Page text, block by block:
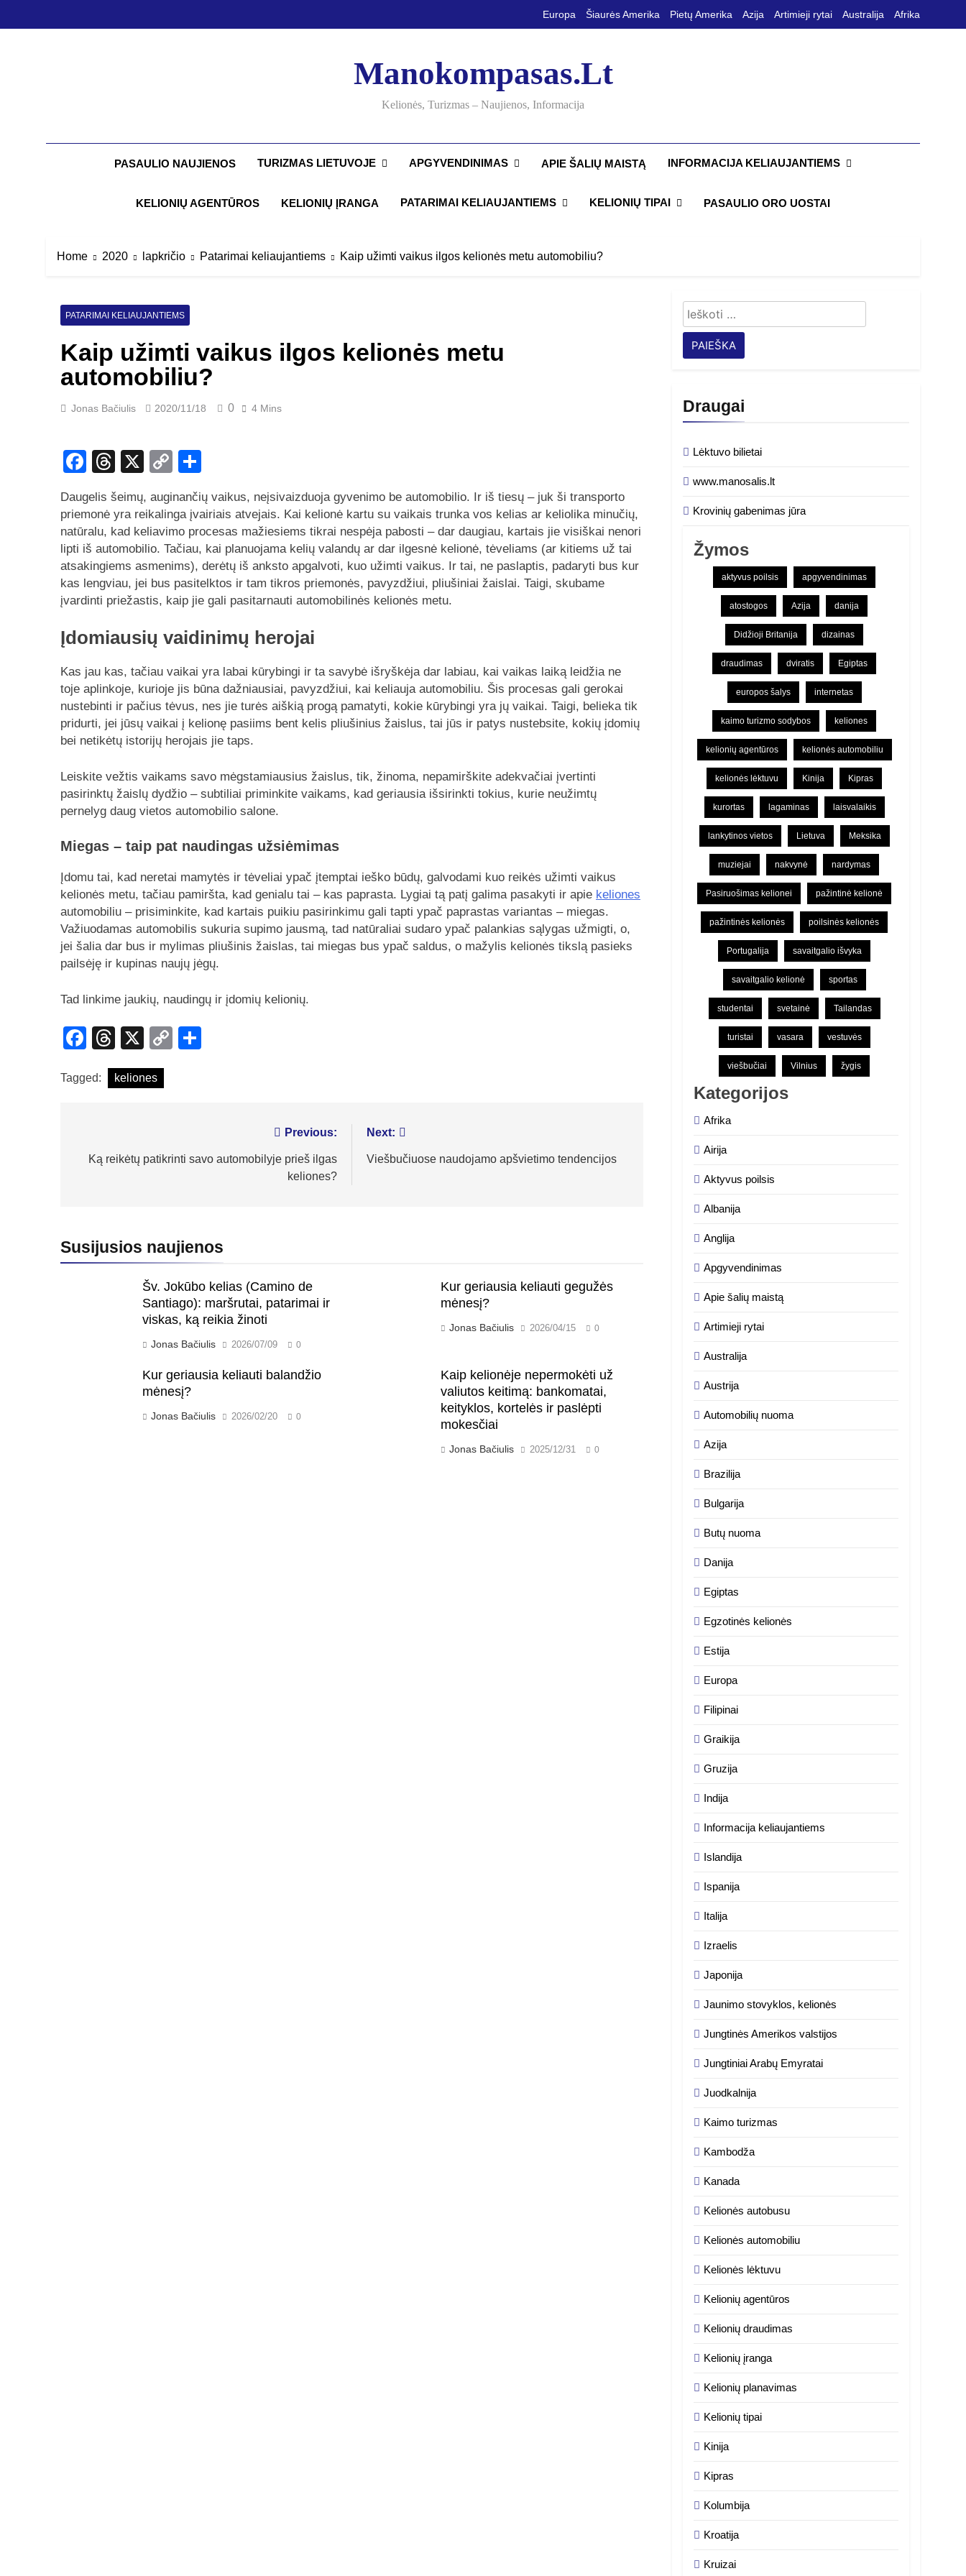
Europa Šiaurės Amerika Pietų Amerika Azija Artimieji rytai Australija Afrika
Manokompasas.lt
Kelionės, Turizmas – Naujienos, Informacija
PASAULIO NAUJIENOS TURIZMAS LIETUVOJE APGYVENDINIMAS APIE ŠALIŲ MAISTĄ INFORMACIJA KELIAUJANTIEMS
KELIONIŲ AGENTŪROS KELIONIŲ ĮRANGA PATARIMAI KELIAUJANTIEMS KELIONIŲ TIPAI PASAULIO ORO UOSTAI
Home 2020 lapkričio Patarimai keliaujantiems Kaip užimti vaikus ilgos kelionės metu automobiliu?
PATARIMAI KELIAUJANTIEMS
Kaip užimti vaikus ilgos kelionės metu
automobiliu?
Jonas Bačiulis 2020/11/18 0 4 Mins
Facebook
Threads
X
Copy
Daugelis šeimų, auginančių vaikus, neįsivaizduoja gyvenimo be automobilio. Ir iš tiesų – juk ši transporto
priemonė yra reikalinga įvairiais atvejais. Kai kelionė kartu su vaikais trunka vos kelias ar keliolika minučių,
natūralu, kad keliavimo procesas mažiesiems tikrai nespėja pabosti – dar daugiau, kartais jie visiškai nenori
lipti iš automobilio. Tačiau, kai planuojama kelių valandų ar dar ilgesnė kelionė, tėveliams (ar kitiems už tai
atsakingiems asmenims), derėtų iš anksto apgalvoti, kuo užimti vaikus. Ir tai, ne paslaptis, padaryti bus kur
kas lengviau, jei bus pasitelktos ir tam tikros priemonės, pavyzdžiui, pliušiniai žaislai. Taigi, skubame
įvardinti priežastis, kaip jie gali pasitarnauti automobilinės kelionės metu.
Įdomiausių vaidinimų herojai
Kas jau kas, tačiau vaikai yra labai kūrybingi ir ta savybė išryškėja dar labiau, kai vaikas laiką leidžia ne
toje aplinkoje, kurioje jis būna dažniausiai, pavyzdžiui, kai keliauja automobiliu. Šis procesas gali gerokai
nustebinti ir pačius tėvus, nes jie turės aiškią progą pamatyti, kokie kūrybingi yra jų vaikai. Taigi, belieka tik
pridurti, jei jūsų vaikai į kelionę pasiims bent kelis pliušinius žaislus, tai jūs ir patys nustebsite, kokių įdomių
bei netikėtų istorijų herojais jie taps.
Leiskite vežtis vaikams savo mėgstamiausius žaislus, tik, žinoma, nepamirškite adekvačiai įvertinti
pasirinktų žaislų dydžio – subtiliai priminkite vaikams, kad geriausia išsirinkti tokius, kurie neužimtų
pernelyg daug vietos automobilio salone.
Miegas – taip pat naudingas užsiėmimas
Įdomu tai, kad neretai mamytės ir tėveliai ypač įtemptai ieško būdų, galvodami kuo reikės užimti vaikus
kelionės metu, tačiau pamiršta, kad genialu tai – kas paprasta. Lygiai tą patį galima pasakyti ir apie keliones
automobiliu – prisiminkite, kad kartais puikiu pasirinkimu gali tapti ypač paprastas variantas – miegas.
Važiuodamas automobilis sukuria supimo jausmą, tad natūraliai sudaro ypač palankias sąlygas užmigti, o,
jei šalia dar bus ir mylimas pliušinis žaislas, tai miegas bus ypač saldus, o mažylis kelionės tikslą pasieks
pailsėję ir kupinas naujų jėgų.
Tad linkime jaukių, naudingų ir įdomių kelionių.
Facebook
Threads
X
Copy
Tagged: keliones
tarp
Previous:
Ką reikėtų patikrinti savo automobilyje prieš ilgas
keliones?
Next:
Viešbučiuose naudojamo apšvietimo tendencijos
Susijusios naujienos
Šv. Jokūbo kelias (Camino de
Santiago): maršrutai, patarimai ir
viskas, ką reikia žinoti
Jonas Bačiulis 2026/07/09 0
Kur geriausia keliauti gegužės
mėnesį?
Jonas Bačiulis 2026/04/15 0
Kur geriausia keliauti balandžio
mėnesį?
Jonas Bačiulis 2026/02/20 0
Kaip kelionėje nepermokėti už
valiutos keitimą: bankomatai,
keityklos, kortelės ir paslėpti
mokesčiai
Jonas Bačiulis 2025/12/31 0
Ieškoti:
Draugai
Lėktuvo bilietai
www.manosalis.lt
Krovinių gabenimas jūra
Žymos
aktyvus poilsis apgyvendinimas
atostogos Azija danija
Didžioji Britanija dizainas
draudimas dviratis Egiptas
europos šalys internetas
kaimo turizmo sodybos keliones
kelionių agentūros kelionės automobiliu
kelionės lėktuvu Kinija Kipras
kurortas lagaminas laisvalaikis
lankytinos vietos Lietuva Meksika
muziejai nakvynė nardymas
Pasiruošimas kelionei pažintinė kelionė
pažintinės kelionės poilsinės kelionės
Portugalija savaitgalio išvyka
savaitgalio kelionė sportas
studentai svetainė Tailandas
turistai vasara vestuvės
viešbučiai Vilnius žygis
Kategorijos
Afrika
Airija
Aktyvus poilsis
Albanija
Anglija
Apgyvendinimas
Apie šalių maistą
Artimieji rytai
Australija
Austrija
Automobilių nuoma
Azija
Brazilija
Bulgarija
Butų nuoma
Danija
Egiptas
Egzotinės kelionės
Estija
Europa
Filipinai
Graikija
Gruzija
Indija
Informacija keliaujantiems
Islandija
Ispanija
Italija
Izraelis
Japonija
Jaunimo stovyklos, kelionės
Jungtinės Amerikos valstijos
Jungtiniai Arabų Emyratai
Juodkalnija
Kaimo turizmas
Kambodža
Kanada
Kelionės autobusu
Kelionės automobiliu
Kelionės lėktuvu
Kelionių agentūros
Kelionių draudimas
Kelionių įranga
Kelionių planavimas
Kelionių tipai
Kinija
Kipras
Kolumbija
Kroatija
Kruizai